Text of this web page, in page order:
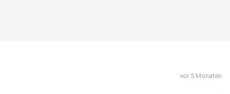
vor 5 Monaten